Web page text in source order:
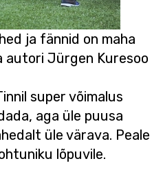
ja fännid on maha
autori Jürgen Kuresoo
super võimalus
aga üle puusa
üle värava. Peale
lõpuvile.